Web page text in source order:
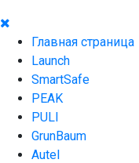
Главная страница
Launch
SmartSafe
PEAK
PULI
GrunBaum
Autel